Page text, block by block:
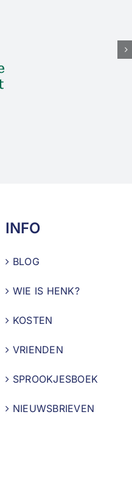
INFO
BLOG
WIE IS HENK?
KOSTEN
VRIENDEN
SPROOKJESBOEK
NIEUWSBRIEVEN